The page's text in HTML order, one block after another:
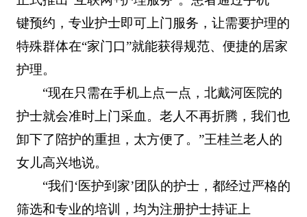
键预约，专业护士即可上门服务，让需要护理的
特殊群体在“家门口”就能获得规范、便捷的居家
护理。
“现在只需在手机上点一点，北戴河医院的
护士就会准时上门采血。老人不再折腾，我们也
卸下了陪护的重担，太方便了。”王桂兰老人的
女儿高兴地说。
“我们‘医护到家’团队的护士，都经过严格的
筛选和专业的培训，均为注册护士持证上